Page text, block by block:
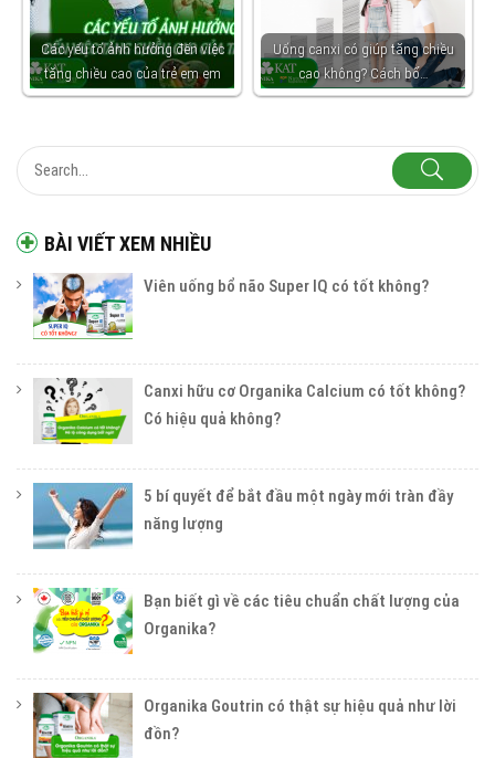
BÀI VIẾT XEM NHIỀU
Viên uống bổ não Super IQ có tốt không?
Canxi hữu cơ Organika Calcium có tốt không?
Có hiệu quả không?
5 bí quyết để bắt đầu một ngày mới tràn đầy
năng lượng
Bạn biết gì về các tiêu chuẩn chất lượng của
Organika?
Organika Goutrin có thật sự hiệu quả như lời
đồn?
Các yếu tố ảnh hưởng đến việc
tăng chiều cao của trẻ em em
Uống canxi có giúp tăng chiều
cao không? Cách bổ…